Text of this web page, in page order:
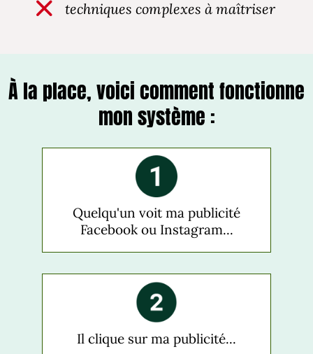
techniques complexes à maîtriser
À la place, voici comment fonctionne
mon système :
Quelqu'un voit ma publicité
Facebook ou Instagram...
Il clique sur ma publicité...